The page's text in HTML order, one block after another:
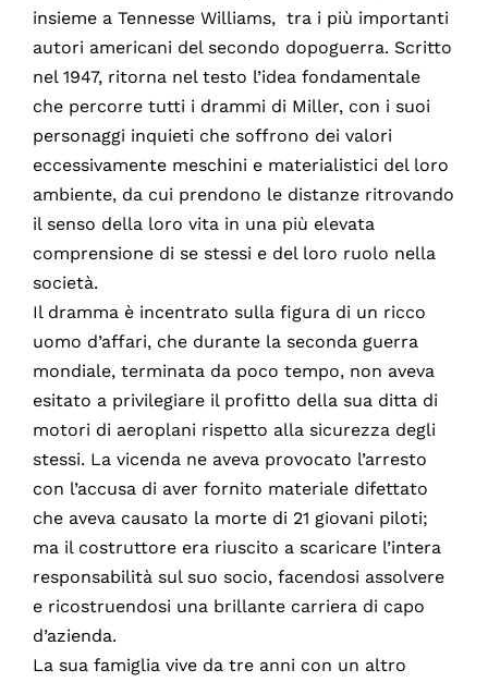
insieme a Tennesse Williams, tra i più importanti
autori americani del secondo dopoguerra. Scritto
nel 1947, ritorna nel testo l’idea fondamentale
che percorre tutti i drammi di Miller, con i suoi
personaggi inquieti che soffrono dei valori
eccessivamente meschini e materialistici del loro
ambiente, da cui prendono le distanze ritrovando
il senso della loro vita in una più elevata
comprensione di se stessi e del loro ruolo nella
società.
Il dramma è incentrato sulla figura di un ricco
uomo d’affari, che durante la seconda guerra
mondiale, terminata da poco tempo, non aveva
esitato a privilegiare il profitto della sua ditta di
motori di aeroplani rispetto alla sicurezza degli
stessi. La vicenda ne aveva provocato l’arresto
con l’accusa di aver fornito materiale difettato
che aveva causato la morte di 21 giovani piloti;
ma il costruttore era riuscito a scaricare l’intera
responsabilità sul suo socio, facendosi assolvere
e ricostruendosi una brillante carriera di capo
d’azienda.
La sua famiglia vive da tre anni con un altro